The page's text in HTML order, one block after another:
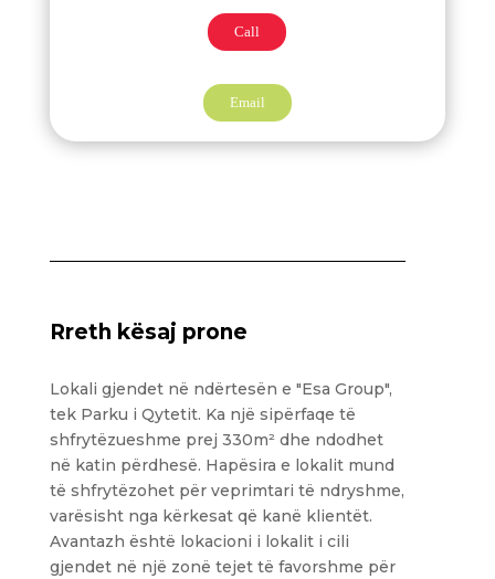
Call
Email
Rreth kësaj prone
Lokali gjendet në ndërtesën e "Esa Group",
tek Parku i Qytetit. Ka një sipërfaqe të
shfrytëzueshme prej 330m² dhe ndodhet
në katin përdhesë. Hapësira e lokalit mund
të shfrytëzohet për veprimtari të ndryshme,
varësisht nga kërkesat që kanë klientët.
Avantazh është lokacioni i lokalit i cili
gjendet në një zonë tejet të favorshme për